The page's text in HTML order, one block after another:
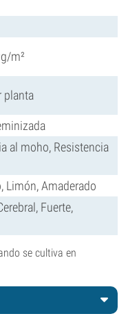
m²
planta
al moho, Resistencia
Limón, Amaderado
Fuerte,
se cultiva en